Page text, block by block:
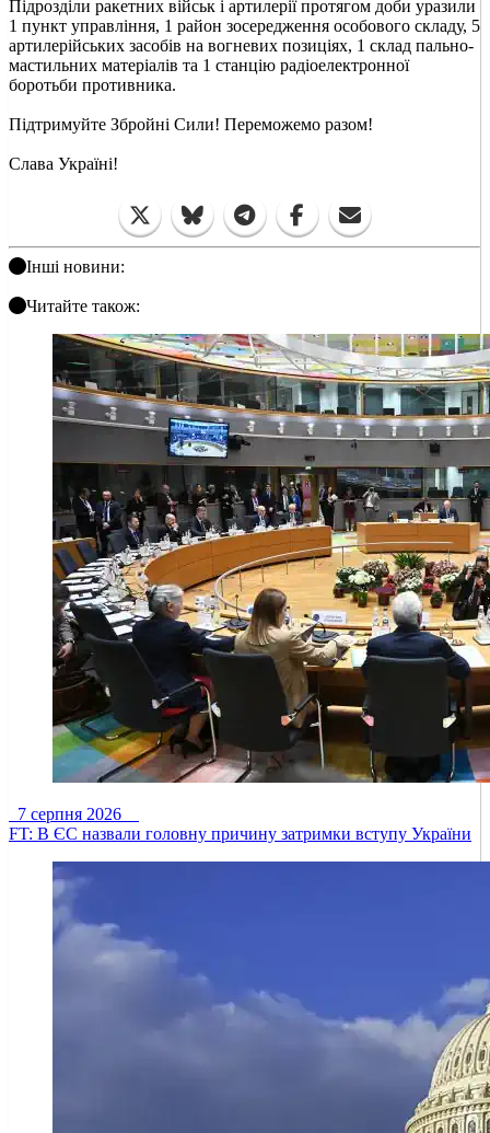
Підрозділи ракетних військ і артилерії протягом доби уразили
1 пункт управління, 1 район зосередження особового складу, 5
артилерійських засобів на вогневих позиціях, 1 склад пально-
мастильних матеріалів та 1 станцію радіоелектронної
боротьби противника.
Підтримуйте Збройні Сили! Переможемо разом!
Слава Україні!
Інші новини:
Читайте також:
7 серпня 2026
FT: В ЄС назвали головну причину затримки вступу України